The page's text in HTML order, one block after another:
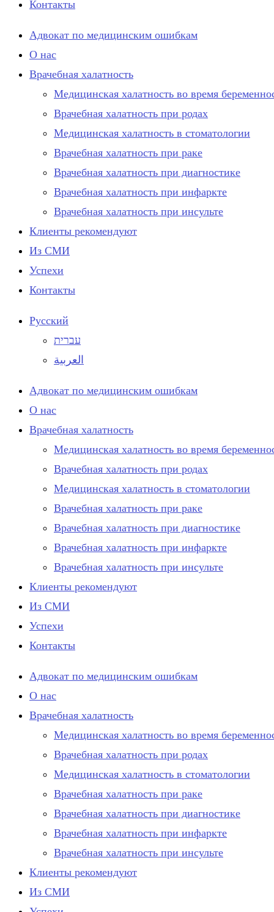
Контакты
Адвокат по медицинским ошибкам
О нас
Врачебная халатность
Медицинская халатность во время
Врачебная халатность при родах
Медицинская халатность в стоматологии
Врачебная халатность при раке
Врачебная халатность при диагностике
Врачебная халатность при инфаркте
Врачебная халатность при инсульте
Клиенты рекомендуют
Из СМИ
Успехи
Контакты
Русский
עברית
العربية
Адвокат по медицинским ошибкам
О нас
Врачебная халатность
Медицинская халатность во время
Врачебная халатность при родах
Медицинская халатность в стоматологии
Врачебная халатность при раке
Врачебная халатность при диагностике
Врачебная халатность при инфаркте
Врачебная халатность при инсульте
Клиенты рекомендуют
Из СМИ
Успехи
Контакты
Адвокат по медицинским ошибкам
О нас
Врачебная халатность
Медицинская халатность во время
Врачебная халатность при родах
Медицинская халатность в стоматологии
Врачебная халатность при раке
Врачебная халатность при диагностике
Врачебная халатность при инфаркте
Врачебная халатность при инсульте
Клиенты рекомендуют
Из СМИ